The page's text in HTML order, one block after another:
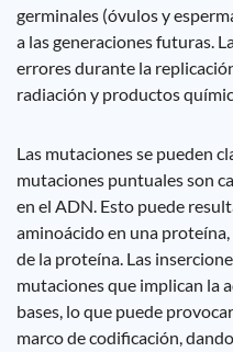
germinales (óvulos y
a las generaciones futuras.
errores durante la
radiación y productos
Las mutaciones se pueden
mutaciones puntuales son
en el ADN. Esto puede
aminoácido en una
de la proteína. Las
mutaciones que implican la
bases, lo que puede
marco de codificación,